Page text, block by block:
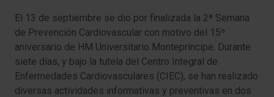
El 13 de septiembre se dio por finalizada la 2ª Semana
de Prevención Cardiovascular con motivo del 15º
aniversario de HM Universitario Montepríncipe. Durante
siete días, y bajo la tutela del Centro Integral de
Enfermedades Cardiovasculares (CIEC), se han realizado
diversas actividades informativas y preventivas en dos